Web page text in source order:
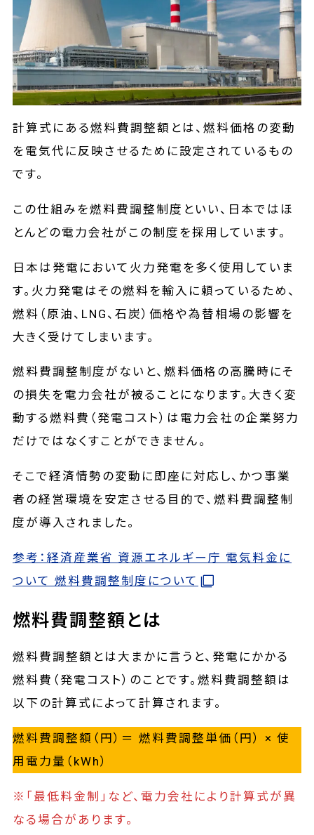
計算式にある燃料費調整額とは、燃料価格の変動
を電気代に反映させるために設定されているもの
です。
この仕組みを燃料費調整制度といい、日本ではほ
とんどの電力会社がこの制度を採用しています。
日本は発電において火力発電を多く使用していま
す。火力発電はその燃料を輸入に頼っているため、
燃料（原油、LNG、石炭）価格や為替相場の影響を
大きく受けてしまいます。
燃料費調整制度がないと、燃料価格の高騰時にそ
の損失を電力会社が被ることになります。大きく変
動する燃料費（発電コスト）は電力会社の企業努力
だけではなくすことができません。
そこで経済情勢の変動に即座に対応し、かつ事業
者の経営環境を安定させる目的で、燃料費調整制
度が導入されました。
参考：経済産業省 資源エネルギー庁 電気料金に
ついて 燃料費調整制度について
燃料費調整額とは
燃料費調整額とは大まかに言うと、発電にかかる
燃料費（発電コスト）のことです。燃料費調整額は
以下の計算式によって計算されます。
燃料費調整額（円）＝ 燃料費調整単価（円） × 使
用電力量（kWh）
※「最低料金制」など、電力会社により計算式が異
なる場合があります。